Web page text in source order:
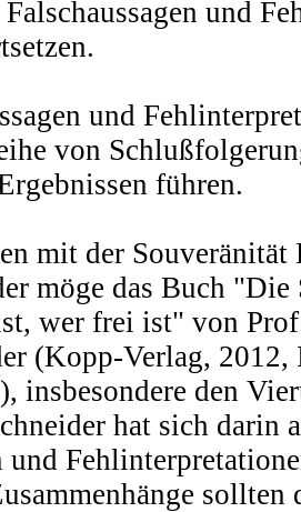
und
und
von
führen.
mit der
möge das Buch
wer frei ist" von
(Kopp-Verlag,
insbesondere den
hat sich darin
und